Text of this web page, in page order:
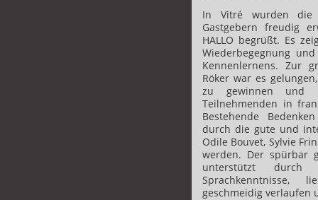
In Vitré wurden die
Gastgebern freudig
HALLO begrüßt. Es
Wiederbegegnung
Kennenlernens. Zur
Röker war es
zu gewinnen und
Teilnehmenden in
Bestehende
durch die gute und
Odile Bouvet, Sylvie
werden. Der spürbar
unterstützt durch
Sprachkenntnisse,
geschmeidig verlaufen